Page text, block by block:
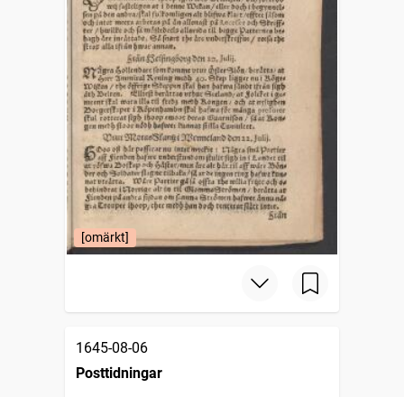
[omärkt]
1645-08-06
Posttidningar